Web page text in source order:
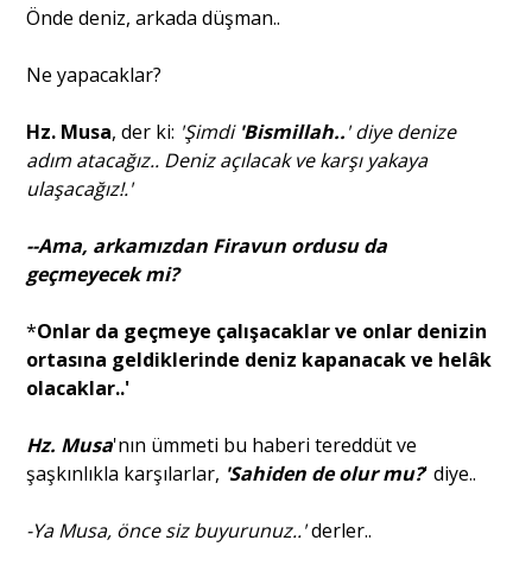
Önde deniz, arkada düşman..
Ne yapacaklar?
Hz. Musa, der ki: 'Şimdi 'Bismillah..' diye denize
adım atacağız.. Deniz açılacak ve karşı yakaya
ulaşacağız!.'
--Ama, arkamızdan Firavun ordusu da
geçmeyecek mi?
*Onlar da geçmeye çalışacaklar ve onlar denizin
ortasına geldiklerinde deniz kapanacak ve helâk
olacaklar..'
Hz. Musa'nın ümmeti bu haberi tereddüt ve
şaşkınlıkla karşılarlar, 'Sahiden de olur mu?' diye..
-Ya Musa, önce siz buyurunuz..'derler..